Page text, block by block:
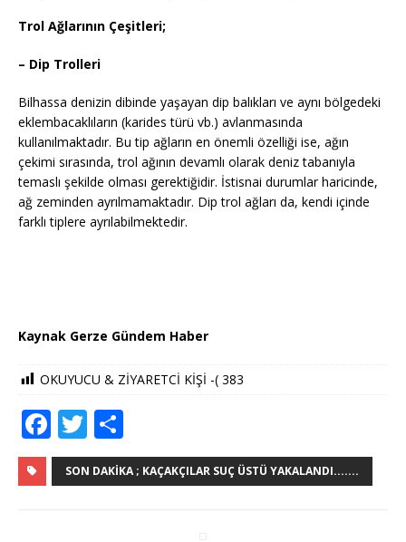
Trol Ağlarının Çeşitleri;
– Dip Trolleri
Bilhassa denizin dibinde yaşayan dip balıkları ve aynı bölgedeki
eklembacaklıların (karides türü vb.) avlanmasında
kullanılmaktadır. Bu tip ağların en önemli özelliği ise, ağın
çekimi sırasında, trol ağının devamlı olarak deniz tabanıyla
temaslı şekilde olması gerektiğidir. İstisnai durumlar haricinde,
ağ zeminden ayrılmamaktadır. Dip trol ağları da, kendi içinde
farklı tiplere ayrılabilmektedir.
Kaynak Gerze Gündem Haber
OKUYUCU & ZİYARETCİ KİŞİ -( 383
F
a
c
T
w
it
h
ar
SON DAKIKA ; KAÇAKÇILAR SUÇ ÜSTÜ YAKALANDI.......